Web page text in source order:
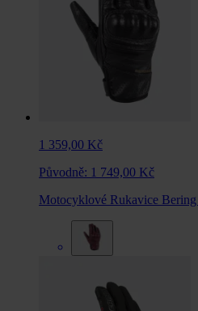
1 359,00 Kč
Původně: 1 749,00 Kč
Motocyklové Rukavice